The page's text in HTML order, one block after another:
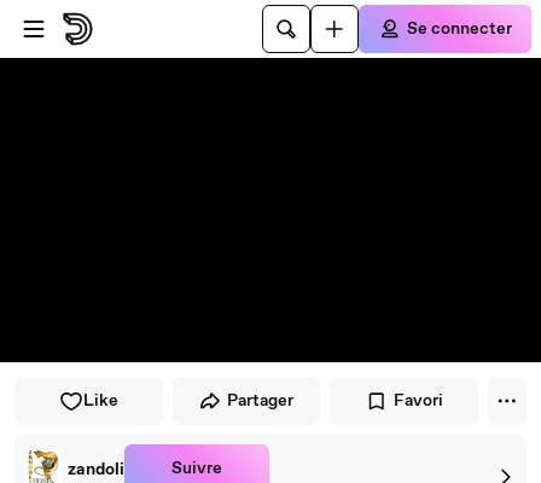
Passer au player
Passer au contenu principal
Se connecter
Like Partager Favori
zandoli Suivre